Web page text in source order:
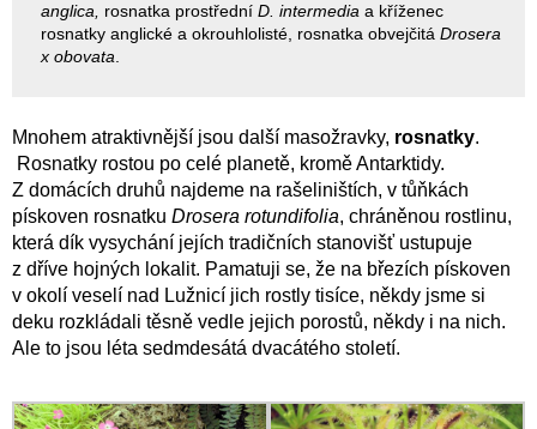
anglica, rosnatka prostřední D. intermedia a kříženec
rosnatky anglické a okrouhlolisté, rosnatka obvejčitá Drosera
x obovata
Mnohem atraktivnější jsou další masožravky, rosnatky.
Rosnatky rostou po celé planetě, kromě Antarktidy.
Z domácích druhů najdeme na rašeliništích, v tůňkách
pískoven rosnatku Drosera rotundifolia, chráněnou rostlinu,
která dík vysychání jejích tradičních stanovišť ustupuje
z dříve hojných lokalit. Pamatuji se, že na březích pískoven
v okolí veselí nad Lužnicí jich rostly tisíce, někdy jsme si
deku rozkládali těsně vedle jejich porostů, někdy i na nich.
Ale to jsou léta sedmdesátá dvacátého století.